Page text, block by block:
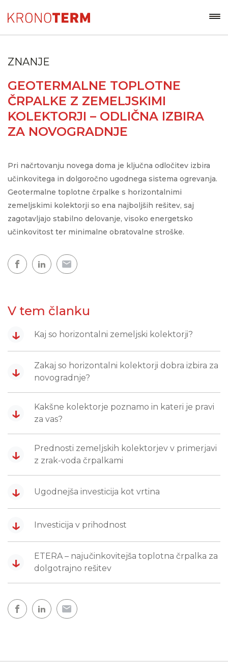
ZNANJE
GEOTERMALNE TOPLOTNE
ČRPALKE Z ZEMELJSKIMI
KOLEKTORJI – ODLIČNA IZBIRA
ZA NOVOGRADNJE
Pri načrtovanju novega doma je ključna odločitev izbira
učinkovitega in dolgoročno ugodnega sistema ogrevanja.
Geotermalne toplotne črpalke s horizontalnimi
zemeljskimi kolektorji so ena najboljših rešitev, saj
zagotavljajo stabilno delovanje, visoko energetsko
učinkovitost ter minimalne obratovalne stroške.
V tem članku
↓ Kaj so horizontalni zemeljski kolektorji?
↓
Zakaj so horizontalni kolektorji dobra izbira za
novogradnje?
↓
Kakšne kolektorje poznamo in kateri je pravi
za vas?
↓
Prednosti zemeljskih kolektorjev v primerjavi
z zrak-voda črpalkami
↓ Ugodnejša investicija kot vrtina
↓ Investicija v prihodnost
↓
ETERA – najučinkovitejša toplotna črpalka za
dolgotrajno rešitev